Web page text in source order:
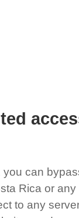
you can
Rica or any
to any